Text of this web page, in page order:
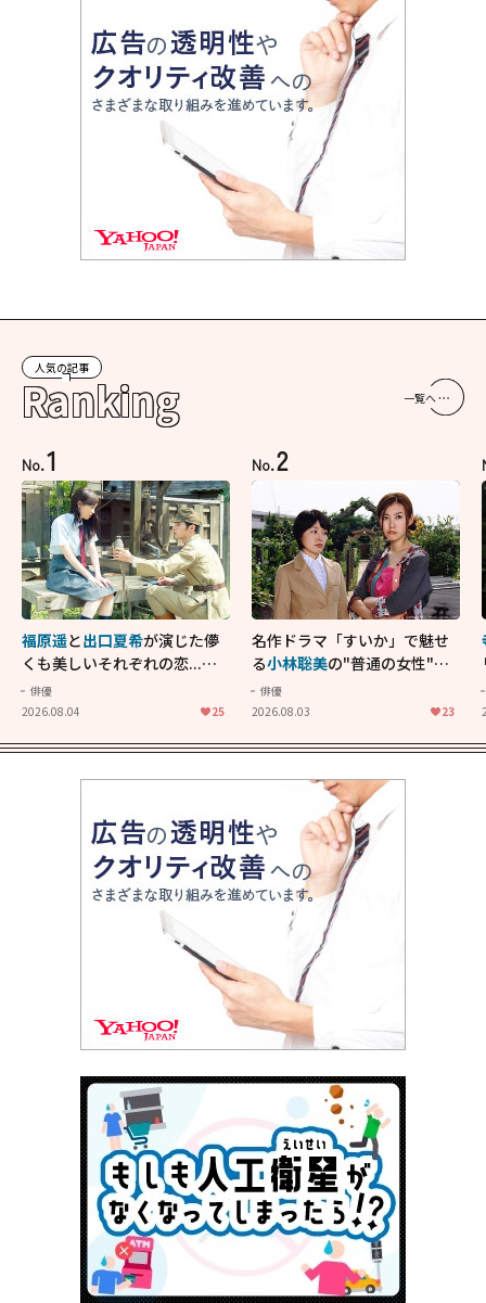
人気の記事
Ranking 一覧へ
No.1
福原遥と出口夏希が演じた儚
くも美しいそれぞれの恋...生
きることの尊さを教えてくれ
た映画「あの花が咲く丘で、
俳優
2026.08.04
25
No.2
名作ドラマ「すいか」で魅せ
る小林聡美の"普通の女性"が
大人に刺さる...映画「かもめ
食堂」にも通じる静かな芝居
俳優
2026.08.03
23